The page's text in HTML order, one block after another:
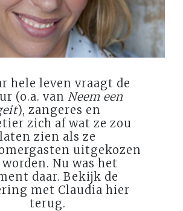
hele leven vraagt de
(o.a. van Neem een
), zangeres en
zich af wat ze zou
laten zien als ze
uitgekozen
Nu was het
daar. Bekijk de
met Claudia hier
terug.